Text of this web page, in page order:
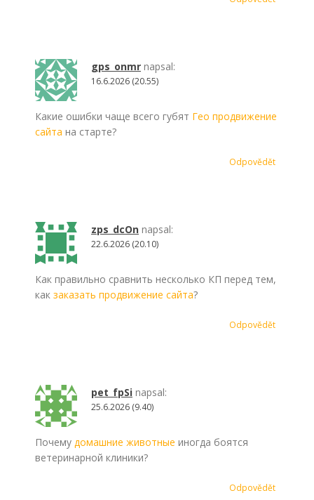
gps_onmr napsal:
16.6.2026 (20.55)
Какие ошибки чаще всего губят Гео продвижение
сайта на старте?
Odpovědět
zps_dcOn napsal:
22.6.2026 (20.10)
Как правильно сравнить несколько КП перед тем,
как заказать продвижение сайта?
Odpovědět
pet_fpSi napsal:
25.6.2026 (9.40)
Почему домашние животные иногда боятся
ветеринарной клиники?
Odpovědět